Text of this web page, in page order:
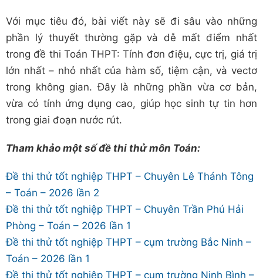
Với mục tiêu đó, bài viết này sẽ đi sâu vào những
phần lý thuyết thường gặp và dễ mất điểm nhất
trong đề thi Toán THPT: Tính đơn điệu, cực trị, giá trị
lớn nhất – nhỏ nhất của hàm số, tiệm cận, và vectơ
trong không gian. Đây là những phần vừa cơ bản,
vừa có tính ứng dụng cao, giúp học sinh tự tin hơn
trong giai đoạn nước rút.
Tham khảo một số đề thi thử môn Toán:
Đề thi thử tốt nghiệp THPT – Chuyên Lê Thánh Tông
– Toán – 2026 lần 2
Đề thi thử tốt nghiệp THPT – Chuyên Trần Phú Hải
Phòng – Toán – 2026 lần 1
Đề thi thử tốt nghiệp THPT – cụm trường Bắc Ninh –
Toán – 2026 lần 1
Đề thi thử tốt nghiệp THPT – cụm trường Ninh Bình –